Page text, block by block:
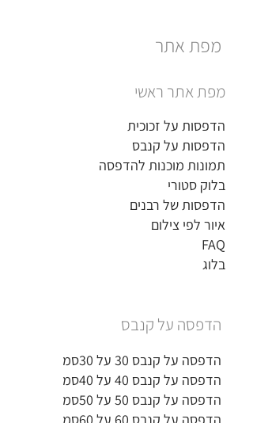
מפת אתר
מפת אתר ראשי
הדפסות על זכוכית
הדפסות על קנבס
תמונות מוכנות להדפסה
בלוק סטורי
הדפסות של רבנים
איור לפי צילום
FAQ
בלוג
הדפסה על קנבס
הדפסה על קנבס 30 על 30סמ
הדפסה על קנבס 40 על 40סמ
הדפסה על קנבס 50 על 50סמ